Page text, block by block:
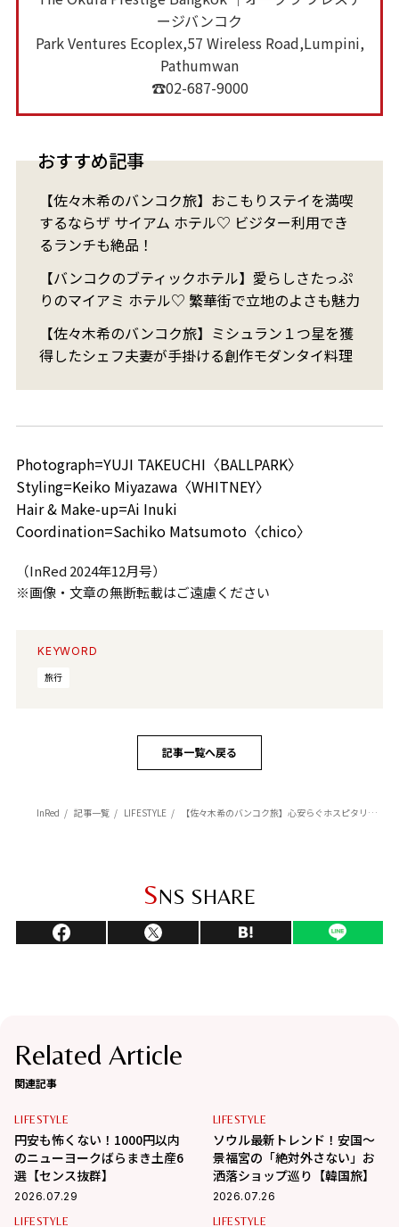
ージバンコク
Park Ventures Ecoplex,57 Wireless Road,Lumpini,
Pathumwan
☎02-687-9000
おすすめ記事
【佐々木希のバンコク旅】おこもりステイを満喫
するならザ サイアム ホテル♡ ビジター利用でき
るランチも絶品！
【バンコクのブティックホテル】愛らしさたっぷ
りのマイアミ ホテル♡ 繁華街で立地のよさも魅力
【佐々木希のバンコク旅】ミシュラン１つ星を獲
得したシェフ夫妻が手掛ける創作モダンタイ料理
Photograph=YUJI TAKEUCHI〈BALLPARK〉
Styling=Keiko Miyazawa〈WHITNEY〉
Hair & Make-up=Ai Inuki
Coordination=Sachiko Matsumoto〈chico〉
（InRed 2024年12月号）
※画像・文章の無断転載はご遠慮ください
KEYWORD
旅行
記事一覧へ戻る
InRed 記事一覧 LIFESTYLE 【佐々木希のバンコク旅】心安らぐホスピタリティ♡ オークラ プレステージバンコクで過ごす優雅な時間
SNS SHARE
Related Article
関連記事
LIFESTYLE
円安も怖くない！1000円以内
のニューヨークばらまき土産6
選【センス抜群】
2026.07.29
LIFESTYLE
ソウル最新トレンド！安国〜
景福宮の「絶対外さない」お
洒落ショップ巡り【韓国旅】
2026.07.26
LIFESTYLE
LIFESTYLE